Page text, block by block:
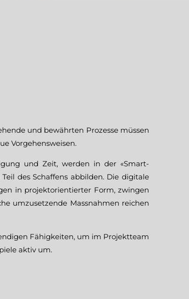
und bewährten Prozesse müssen
Vorgehensweisen.
und Zeit, werden in der «Smart-
des Schaffens abbilden. Die digitale
in projektorientierter Form, zwingen
umzusetzende Massnahmen reichen
Fähigkeiten, um im Projektteam
aktiv um.